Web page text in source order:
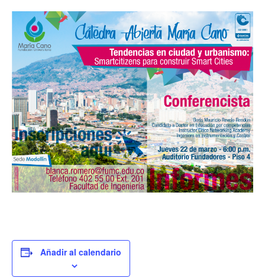
Añadir al calendario